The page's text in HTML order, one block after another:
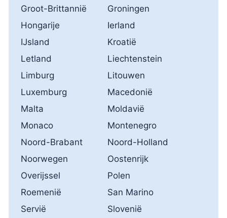
Groot-Brittannië
Groningen
Hongarije
Ierland
IJsland
Kroatië
Letland
Liechtenstein
Limburg
Litouwen
Luxemburg
Macedonië
Malta
Moldavië
Monaco
Montenegro
Noord-Brabant
Noord-Holland
Noorwegen
Oostenrijk
Overijssel
Polen
Roemenië
San Marino
Servië
Slovenië